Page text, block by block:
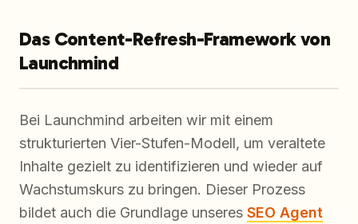
Das Content-Refresh-Framework von
Launchmind
Bei Launchmind arbeiten wir mit einem
strukturierten Vier-Stufen-Modell, um veraltete
Inhalte gezielt zu identifizieren und wieder auf
Wachstumskurs zu bringen. Dieser Prozess
bildet auch die Grundlage unseres SEO Agent